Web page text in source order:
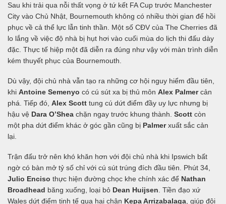
Sau khi trải qua nỗi thất vọng ở tứ kết FA Cup trước Manchester
City vào Chủ Nhật, Bournemouth không có nhiều thời gian để hồi
phục về cả thể lực lẫn tinh thần. Một số CĐV của The Cherries đã
lo lắng về việc độ nhà bị hụt hơi vào cuối mùa do lịch thi đấu dày
đặc. Thực tế hiệp một đã diễn ra đúng như vậy với màn trình diễn
kém thuyết phục của Bournemouth.
Dù vậy, đội chủ nhà vẫn tạo ra những cơ hội nguy hiểm đầu tiên,
khi Antoine Semenyo có cú sút xa bị thủ môn Alex Palmercản
phá. Tiếp đó, Alex Scott tung cú dứt điểm đầy uy lực nhưng bị
hậu vệ Dara O’Shea chặn ngay trước khung thành. Scott còn
một pha dứt điểm khác ở góc gần cũng bị Palmerxuất sắc cản
lại.
Trận đấu trở nên khó khăn hơn với đội chủ nhà khi Ipswich bất
ngờ có bàn mở tỷ số chỉ với cú sút trúng đích đầu tiên. Phút 34,
Julio Enciso thực hiện đường chọc khe chính xác để Nathan
Broadhead băng xuống, loại bỏ Dean Huijsen . Tiền đạo xứ
Wales dứt điểm tinh tế qua hai chân Kepa Arrizabalaga , giúp đội